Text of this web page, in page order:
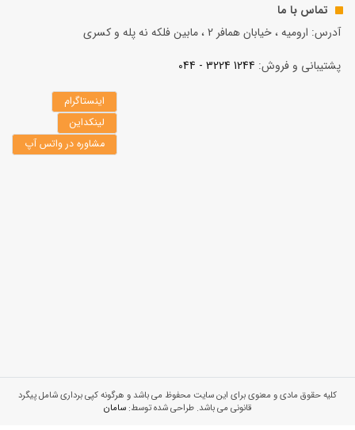
تماس با ما
آدرس: ارومیه ، خیابان همافر 2 ، مابين فلكه نه پله و کسری
پشتیبانی و فروش: 1244 3224 - 044
اینستاگرام
لینکداین
مشاوره در واتس آپ
کلیه حقوق مادی و معنوی برای این سایت محفوظ می باشد و هرگونه کپی برداری شامل پیگرد
قانونی می باشد. طراحی شده توسط:سامان